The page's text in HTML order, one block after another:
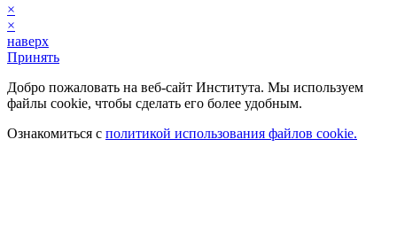
×
×
наверх
Принять
Добро пожаловать на веб-сайт Института. Мы используем
файлы cookie, чтобы сделать его более удобным.
Ознакомиться с политикой использования файлов cookie.